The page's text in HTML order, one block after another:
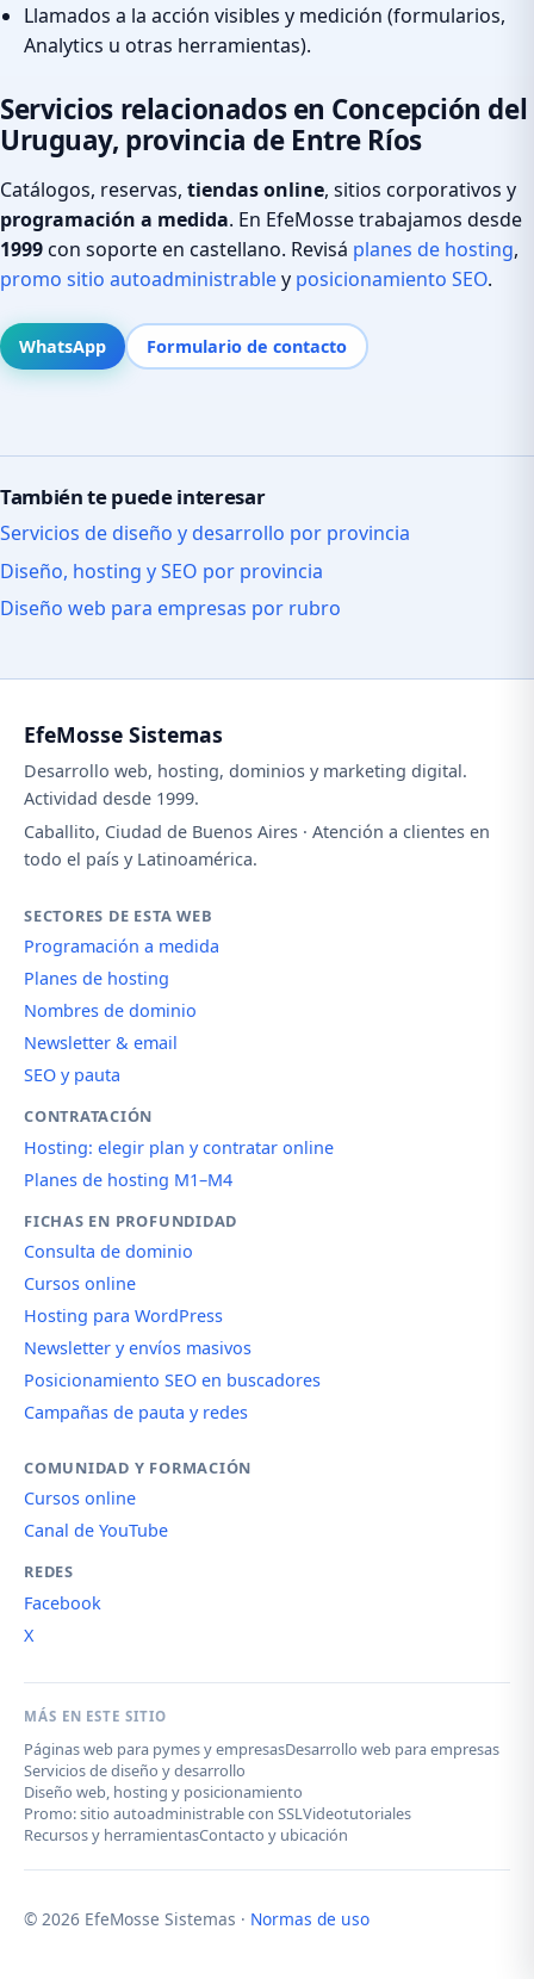
Llamados a la acción visibles y medición (formularios,
Analytics u otras herramientas).
Servicios relacionados en Concepción del
Uruguay, provincia de Entre Ríos
Catálogos, reservas, tiendas online, sitios corporativos y
programación a medida. En EfeMosse trabajamos desde
1999con soporte en castellano. Revisá planes de hosting,
promo sitio autoadministrabley posicionamiento SEO.
WhatsApp Formulario de contacto
También te puede interesar
Servicios de diseño y desarrollo por provincia
Diseño, hosting y SEO por provincia
Diseño web para empresas por rubro
EfeMosse Sistemas
Desarrollo web, hosting, dominios y marketing digital.
Actividad desde 1999.
Caballito, Ciudad de Buenos Aires · Atención a clientes en
todo el país y Latinoamérica.
SECTORES DE ESTA WEB
Programación a medida
Planes de hosting
Nombres de dominio
Newsletter & email
SEO y pauta
CONTRATACIÓN
Hosting: elegir plan y contratar online
Planes de hosting M1–M4
FICHAS EN PROFUNDIDAD
Consulta de dominio
Cursos online
Hosting para WordPress
Newsletter y envíos masivos
Posicionamiento SEO en buscadores
Campañas de pauta y redes
COMUNIDAD Y FORMACIÓN
Cursos online
Canal de YouTube
REDES
Facebook
X
MÁS EN ESTE SITIO
Páginas web para pymes y empresasDesarrollo web para empresas
Servicios de diseño y desarrollo
Diseño web, hosting y posicionamiento
Promo: sitio autoadministrable con SSLVideotutoriales
Recursos y herramientasContacto y ubicación
© 2026 EfeMosse Sistemas · Normas de uso